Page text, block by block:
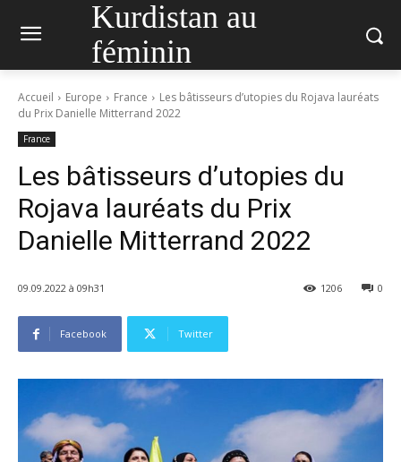
Kurdistan au
féminin
Accueil Europe France
Les bâtisseurs d’utopies du Rojava lauréats
du Prix Danielle Mitterrand 2022
France
Les bâtisseurs d’utopies du
Rojava lauréats du Prix
Danielle Mitterrand 2022
09.09.2022 à 09h31 0
1206
Facebook Twitter